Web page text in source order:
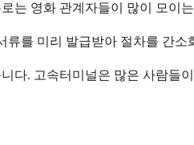
는 영화 관계자들이 많이 모이는
류를 미리 발급받아 절차를 간소
다. 고속터미널은 많은 사람들